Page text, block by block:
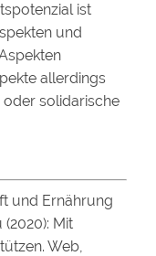
ist
und
allerdings
oder solidarische
und Ernährung
Mit
Web,